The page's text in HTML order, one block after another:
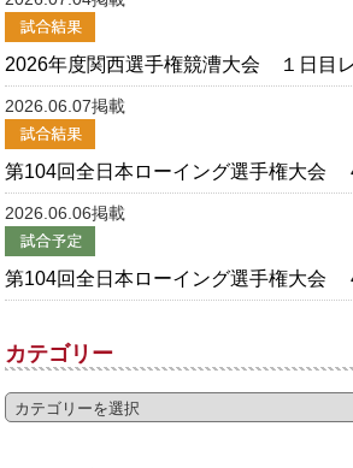
2026年度関西選手権競漕大会 １日目
2026.06.07掲載
第104回全日本ローイング選手権大会
2026.06.06掲載
第104回全日本ローイング選手権大会
カテゴリー